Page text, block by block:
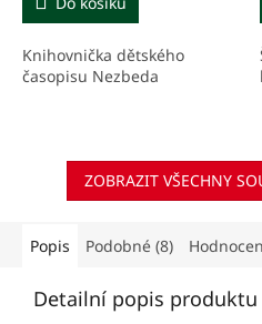
Knihovnička dětského
časopisu Nezbeda
ZOBRAZIT VŠECHNY
Popis Podobné (8)
Detailní popis produktu